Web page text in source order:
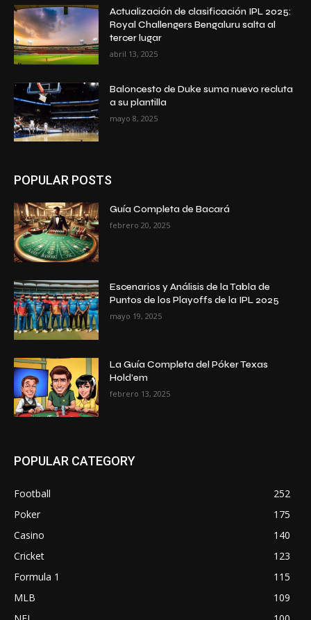
Actualización de clasificación IPL 2025:
Royal Challengers Bengaluru salta al
tercer lugar
abril 13, 2025
Baloncesto de Duke suma nuevo recluta
a su plantilla
mayo 8, 2025
POPULAR POSTS
Guía Completa de Bacará
febrero 20, 2025
Escenarios y Análisis de la Tabla de
Puntos de los Playoffs de la IPL 2025
mayo 19, 2025
La Guía Completa del Póker Texas
Hold’em
febrero 13, 2025
POPULAR CATEGORY
Football
252
Poker
175
Casino
140
Cricket
123
Formula 1
115
MLB
109